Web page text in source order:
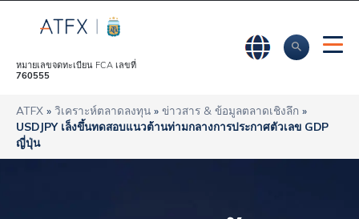
หมายเลขจดทะเบียน FCA เลขที่
760555
ATFX » วิเคราะห์ตลาดลงทุน » ข่าวสาร & ข้อมูลตลาดเชิงลึก »
USDJPY เล็งขึ้นทดสอบแนวต้านท่ามกลางการประกาศตัวเลข GDP
ญี่ปุ่น